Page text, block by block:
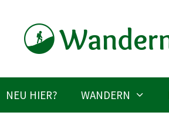
NEU HIER? WANDERN